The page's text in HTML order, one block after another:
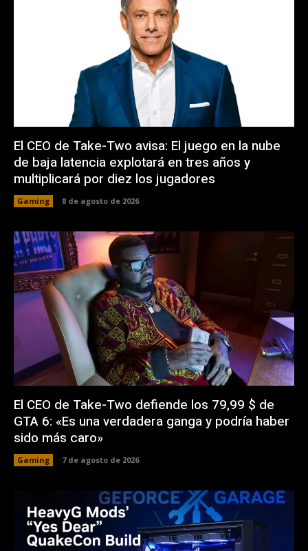
El CEO de Take-Two avisa: El juego en la nube
de baja latencia explotará en tres años y
multiplicará por diez los jugadores
Gaming 8 de agosto de 2026
El CEO de Take-Two defiende los 79,99 $ de
GTA 6: «Es una verdadera ganga y podría haber
sido más caro»
Gaming 7 de agosto de 2026